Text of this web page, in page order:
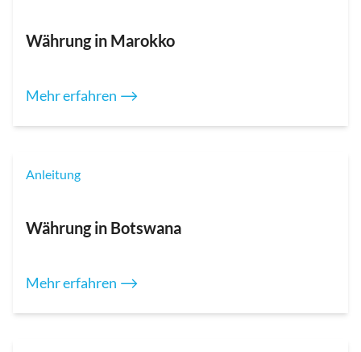
Währung in Marokko
Mehr erfahren ⟶
Anleitung
Währung in Botswana
Mehr erfahren ⟶